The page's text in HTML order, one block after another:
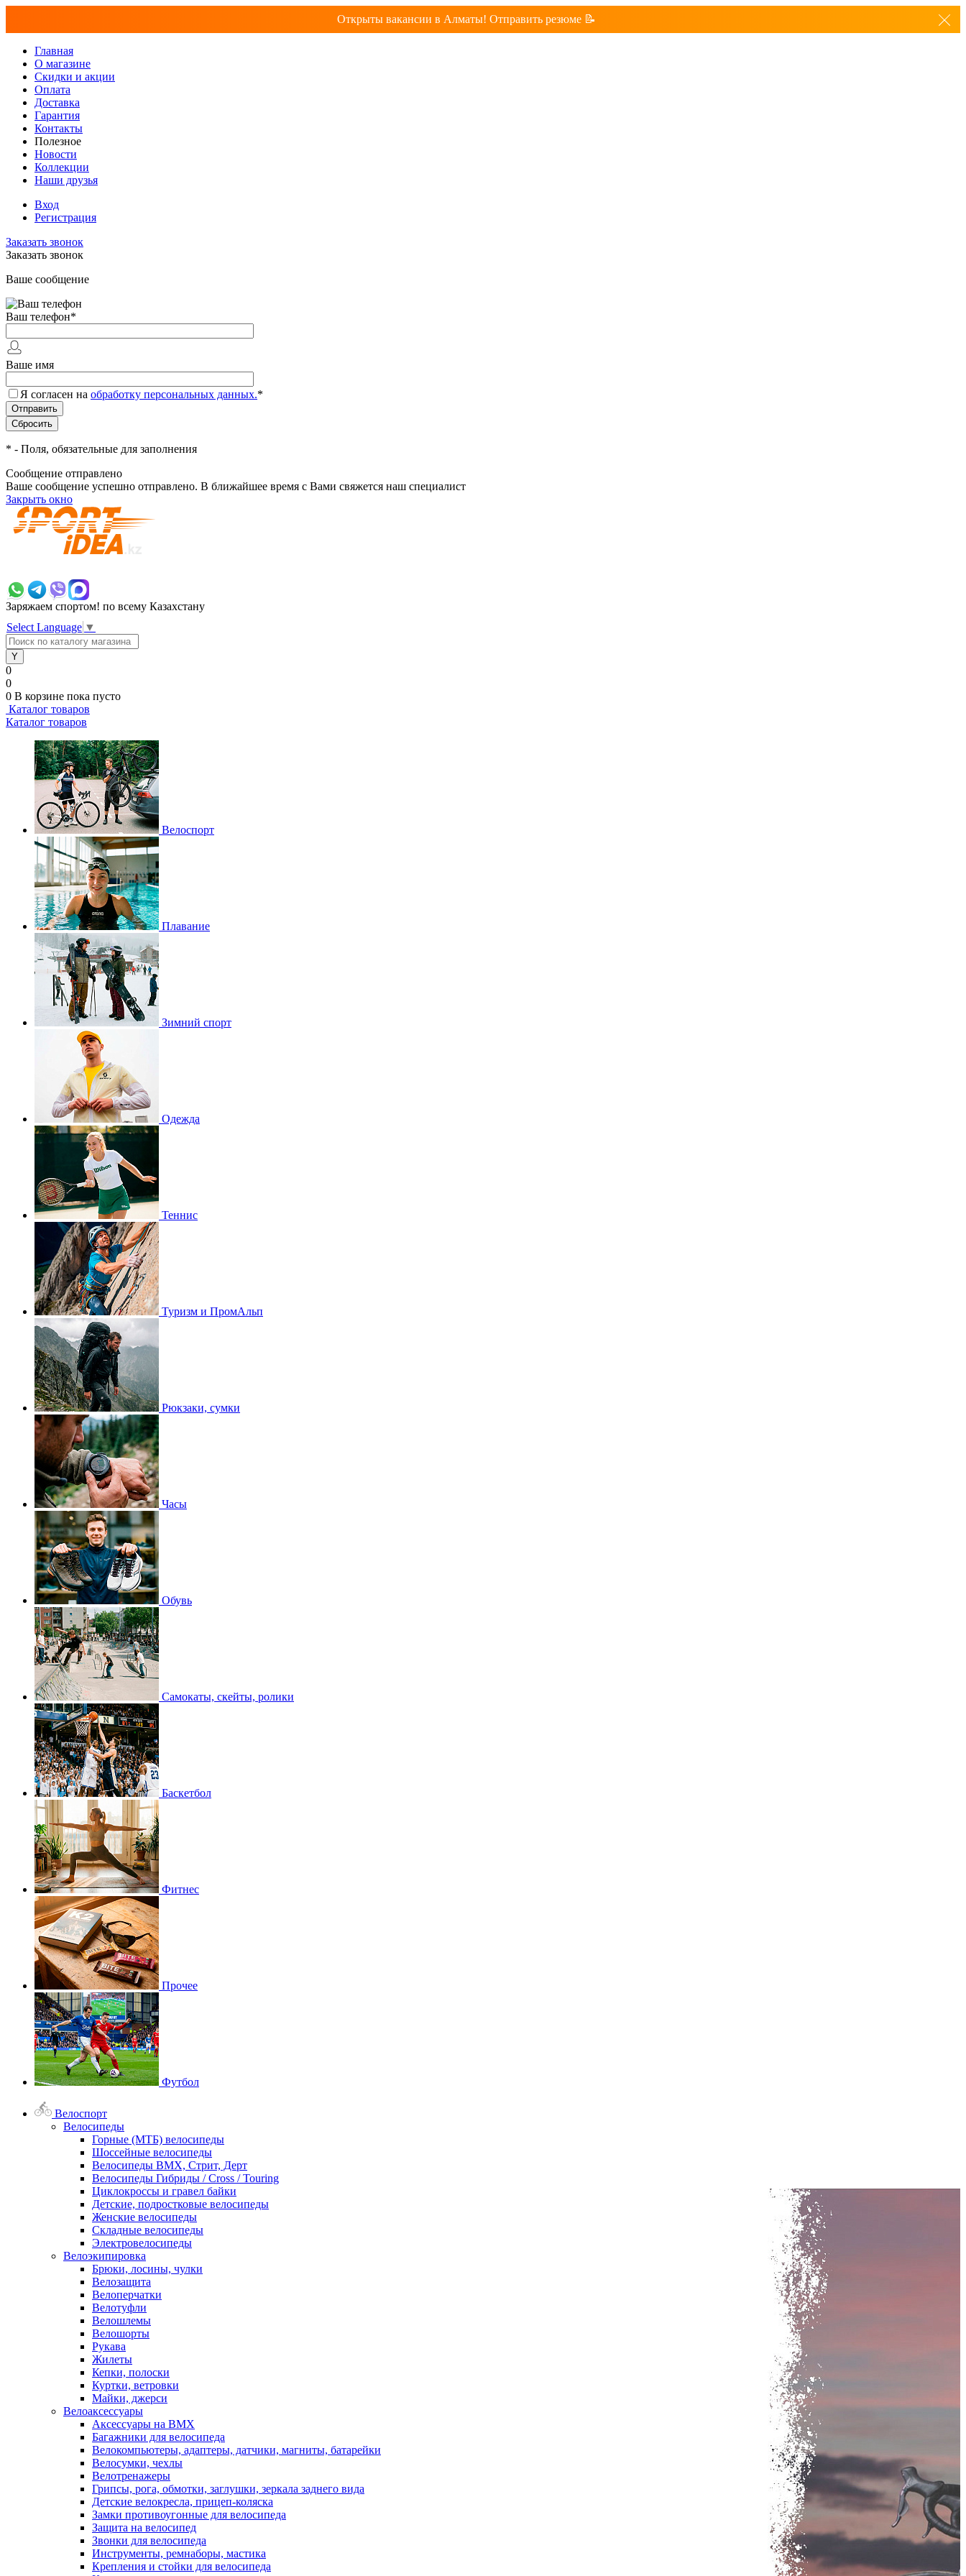
Открыты вакансии в Алматы! Отправить резюме 📝
Главная
О магазине
Скидки и акции
Оплата
Доставка
Гарантия
Контакты
Полезное
Новости
Коллекции
Наши друзья
Вход
Регистрация
Заказать звонок
Заказать звонок
Ваше сообщение
Ваш телефон*
Ваше имя
Я согласен на обработку персональных данных.*
* - Поля, обязательные для заполнения
Сообщение отправлено
Ваше сообщение успешно отправлено. В ближайшее время с Вами свяжется наш специалист
Закрыть окно
Заряжаем спортом! по всему Казахстану
Select Language ▼
0
0
0 В корзине пока пусто
Каталог товаров
Каталог товаров
Велоспорт
Плавание
Зимний спорт
Одежда
Теннис
Туризм и ПромАльп
Рюкзаки, сумки
Часы
Обувь
Самокаты, скейты, ролики
Баскетбол
Фитнес
Прочее
Футбол
Велоспорт
Велосипеды
Горные (МТБ) велосипеды
Шоссейные велосипеды
Велосипеды BMX, Стрит, Дерт
Велосипеды Гибриды / Cross / Touring
Циклокроссы и гравел байки
Детские, подростковые велосипеды
Женские велосипеды
Складные велосипеды
Электровелосипеды
Велоэкипировка
Брюки, лосины, чулки
Велозащита
Велоперчатки
Велотуфли
Велошлемы
Велошорты
Рукава
Жилеты
Кепки, полоски
Куртки, ветровки
Майки, джерси
Велоаксессуары
Аксессуары на BMX
Багажники для велосипеда
Велокомпьютеры, адаптеры, датчики, магниты, батарейки
Велосумки, чехлы
Велотренажеры
Грипсы, рога, обмотки, заглушки, зеркала заднего вида
Детские велокресла, прицеп-коляска
Замки противоугонные для велосипеда
Защита на велосипед
Звонки для велосипеда
Инструменты, ремнаборы, мастика
Крепления и стойки для велосипеда